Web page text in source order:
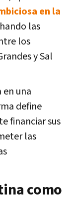
en la
las
los
y Sal
en una
define
financiar sus
las
como